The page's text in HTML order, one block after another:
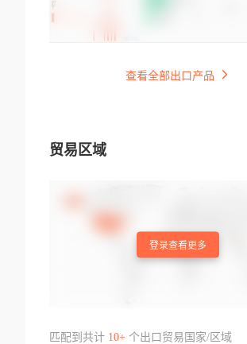
查看全部出口产品
贸易区域
登录查看更多
匹配到共计 10+个出口贸易国家/区域